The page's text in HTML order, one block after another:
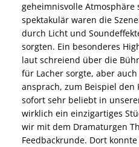
geheimnisvolle Atmosphäre
spektakulär waren die
durch Licht und
sorgten. Ein besonderes
laut schreiend über die
für Lacher sorgte, aber
ansprach, zum Beispiel den
sofort sehr beliebt in
wirklich ein einzigartiges
wir mit dem Dramaturgen
Feedbackrunde. Dort